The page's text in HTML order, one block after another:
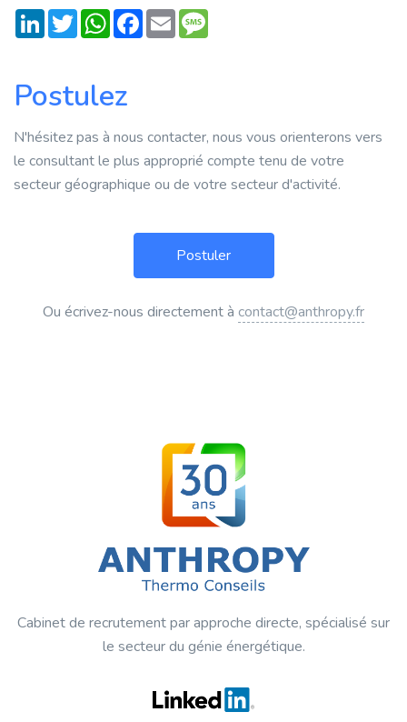
LinkedInTwitterWhatsApp
Facebook
Email
Postulez
N'hésitez pas à nous contacter, nous vous orienterons vers
le consultant le plus approprié compte tenu de votre
secteur géographique ou de votre secteur d'activité.
Ou écrivez-nous directement à contact@anthropy.fr
Cabinet de recrutement par approche directe, spécialisé sur
le secteur du génie énergétique.